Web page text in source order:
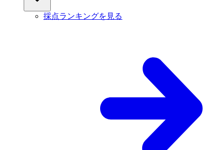
採点ランキングを見る